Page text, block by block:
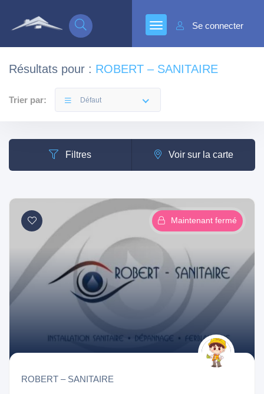
Se connecter
Résultats pour : ROBERT – SANITAIRE
Trier par: Défaut
Filtres Voir sur la carte
Maintenant fermé
ROBERT – SANITAIRE